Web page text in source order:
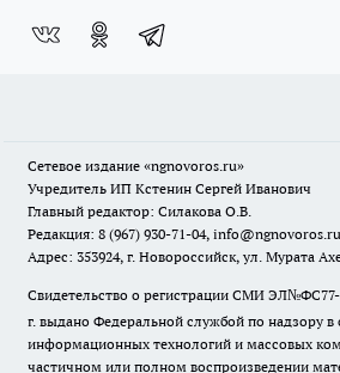
Сетевое издание «ngnovoros.ru»
Учредитель ИП Кстенин Сергей Иванович
Главный редактор: Силакова О.В.
Редакция: 8 (967) 930-71-04, info@ngnovoros.ru
Адрес: 353924, г. Новороссийск, ул. Мурата
Свидетельство о регистрации СМИ ЭЛ№ФС77-
г. выдано Федеральной службой по надзору в
информационных технологий и массовых
частичном или полном воспроизведении